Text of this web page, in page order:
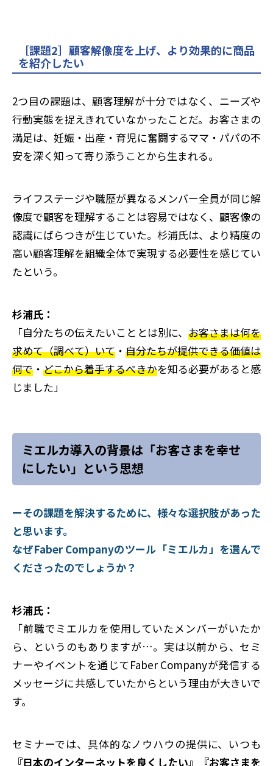
［課題2］顧客解像度を上げ、より効果的に商品
を紹介したい
2つ目の課題は、顧客理解が十分ではなく、ニーズや
行動実態を捉えきれていなかったことだ。お客さまの
満足は、妊娠・出産・育児に奮闘するママ・パパの不
安を深く知って寄り添うことから生まれる。
ライフステージや職歴が異なるメンバー全員が同じ解
像度で顧客を理解することは容易ではなく、顧客像の
認識にばらつきが生じていた。杉浦氏は、より精度の
高い顧客理解を組織全体で実現する必要性を感じてい
たという。
杉浦氏：
「自分たちの伝えたいこととは別に、 お客さまは何を
求めて（調べて）いて・ 自分たちが提供できる価値は
何で ・どこから着手するべきかを知る必要があると感
じました」
ミエルカ導入の背景は「お客さまを幸せ
にしたい」という思想
ーその課題を解決するために、様々な選択肢があった
と思います。
なぜFaber Companyのツール「ミエルカ」を選んで
くださったのでしょうか？
杉浦氏：
「前職でミエルカを使用していたメンバーがいたか
ら、というのもありますが…。実は以前から、セミ
ナーやイベントを通じてFaber Companyが発信する
メッセージに共感していたからという理由が大きいで
す。
セミナーでは、具体的なノウハウの提供に、いつも
『日本のインターネットを良くしたい』『お客さまを